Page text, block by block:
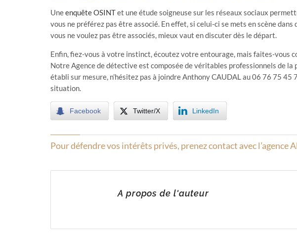
Uneenquête OSINTet une étude soigneuse sur les réseaux sociaux
vous ne préférez pas être associé. En effet, si celui-ci se mets en scène
vous ne voulez pas être associés, mieux vaut en discuter dès le départ.
Enfin, fiez-vous à votre instinct, écoutez votre entourage, mais faites-vous
Notre Agence de détective est composée de véritables professionnels de
établi sur mesure, n’hésitez pas à joindre Anthony CAUDAL au 06 76 75
situation.
Facebook Twitter/X LinkedIn
Pour défendre vos intérêts privés, prenez contact avec l’agence
A propos de l'auteur